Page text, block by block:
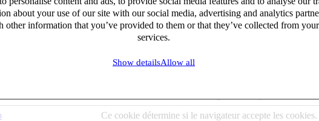
about your use of our site with our social media, advertising and analytics
other information that you’ve provided to them or that they’ve collected from
services.
Show detailsAllow all
activant des fonctions de base comme la navigation de page et l'accès aux
Finalité
Ce cookie détermine si le navigateur accepte les cookies.